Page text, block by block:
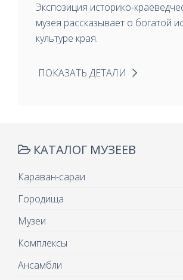
Экспозиция историко-
музея рассказывает о богатой
культуре края.
ПОКАЗАТЬ ДЕТАЛИ
КАТАЛОГ МУЗЕЕВ
Караван-сараи
Городища
Музеи
Комплексы
Ансамбли